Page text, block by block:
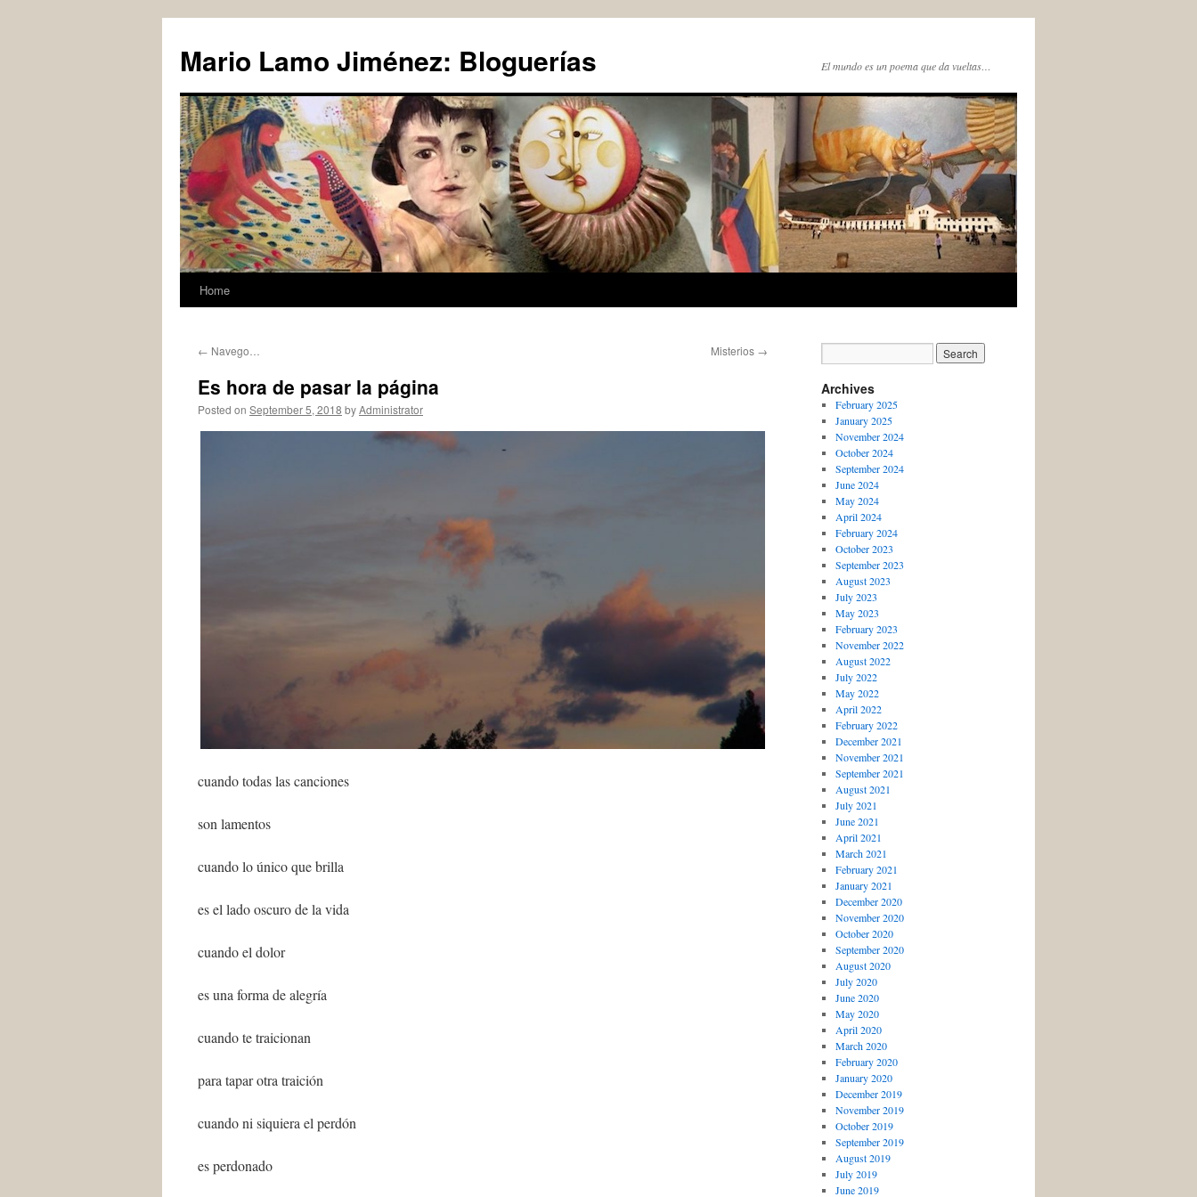
content
Mario Lamo Jiménez: Bloguerías El mundo es un poema que da vueltas…
Home
← Navego… Misterios →
Es hora de pasar la página
Posted on September 5, 2018 byAdministrator
cuando todas las canciones
son lamentos
cuando lo único que brilla
es el lado oscuro de la vida
cuando el dolor
es una forma de alegría
cuando te traicionan
para tapar otra traición
cuando ni siquiera el perdón
es perdonado
Archives
February 2025
January 2025
November 2024
October 2024
September 2024
June 2024
May 2024
April 2024
February 2024
October 2023
September 2023
August 2023
July 2023
May 2023
February 2023
November 2022
August 2022
July 2022
May 2022
April 2022
February 2022
December 2021
November 2021
September 2021
August 2021
July 2021
June 2021
April 2021
March 2021
February 2021
January 2021
December 2020
November 2020
October 2020
September 2020
August 2020
July 2020
June 2020
May 2020
April 2020
March 2020
February 2020
January 2020
December 2019
November 2019
October 2019
September 2019
August 2019
July 2019
June 2019